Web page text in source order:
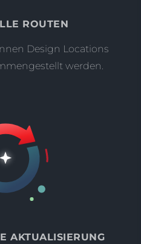
ROUTEN
Design Locations
werden.
AKTUALISIERUNG